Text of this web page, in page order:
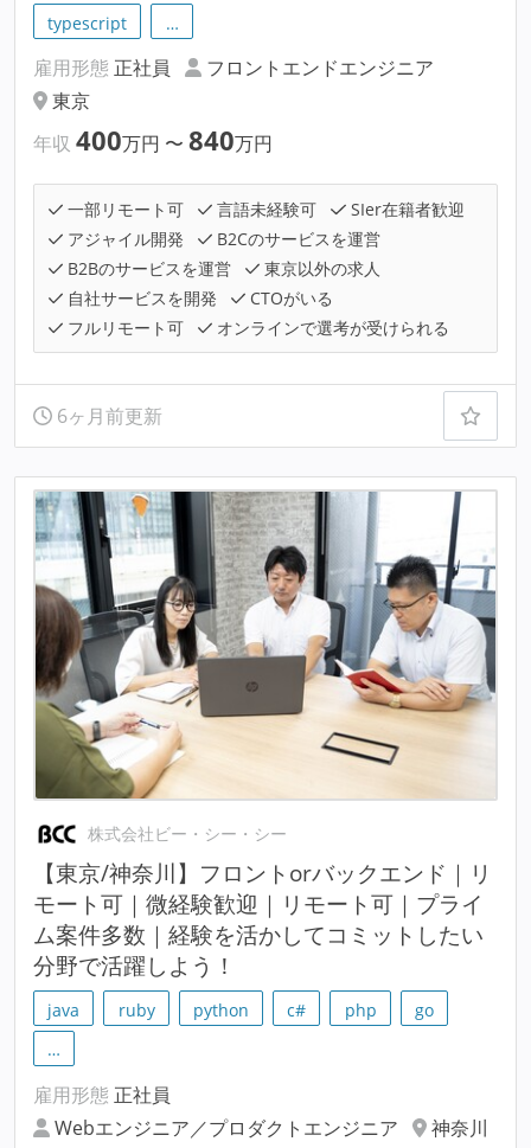
typescript …
雇用形態 正社員
フロントエンドエンジニア
東京
年収 400万円 〜 840万円
一部リモート可 言語未経験可
SIer在籍者歓迎
アジャイル開発
B2Cのサービスを運営
B2Bのサービスを運営
東京以外の求人
自社サービスを開発
CTOがいる
フルリモート可
オンラインで選考が受けられる
6ヶ月前更新
株式会社ビー・シー・シー
【東京/神奈川】フロントorバックエンド｜リ
モート可｜微経験歓迎｜リモート可｜プライ
ム案件多数｜経験を活かしてコミットしたい
分野で活躍しよう！
java ruby python c# php
go
…
雇用形態 正社員
Webエンジニア／プロダクトエンジニア
神奈川